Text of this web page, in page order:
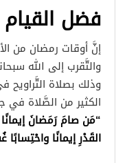
فضل
إنَّ أوقات رمضان من
والتَّقرب إلى الله
وذلك بصلاة التَّراويح
الكثير من الصَّلاة
“مَن صامَرَمَضانَ إيمانًا
القَدْرِإيمانًا واحْتِسابًا